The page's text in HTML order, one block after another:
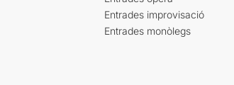
Entrades improvisació
Entrades monòlegs